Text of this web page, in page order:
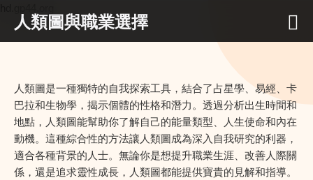
人類圖與職業選擇
人類圖是一種獨特的自我探索工具，結合了占星學、易經、卡
巴拉和生物學，揭示個體的性格和潛力。透過分析出生時間和
地點，人類圖能幫助你了解自己的能量類型、人生使命和內在
動機。這種綜合性的方法讓人類圖成為深入自我研究的利器，
適合各種背景的人士。無論你是想提升職業生涯、改善人際關
係，還是追求靈性成長，人類圖都能提供寶貴的見解和指導。